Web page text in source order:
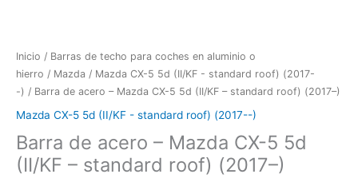
Inicio / Barras de techo para coches en aluminio o
hierro / Mazda / Mazda CX-5 5d (II/KF - standard roof) (2017-
-) / Barra de acero – Mazda CX-5 5d (II/KF – standard roof) (2017–)
Mazda CX-5 5d (II/KF - standard roof) (2017--)
Barra de acero – Mazda CX-5 5d
(II/KF – standard roof) (2017–)
CX-
5
5d
-
standard
roof)
(2017-